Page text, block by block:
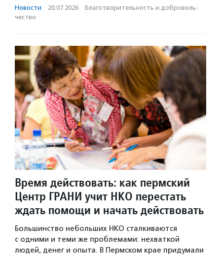
Новости · 20.07.2026 · Благотвори­тель­ность и доброволь­
чест­во
Время действовать: как пермский
Центр ГРАНИ учит НКО перестать
ждать помощи и начать действовать
Большинство небольших НКО сталкиваются
с одними и теми же проблемами: нехваткой
людей, денег и опыта. В Пермском крае придумали